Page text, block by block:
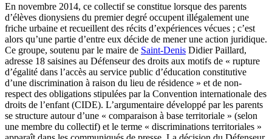
En novembre 2014, ce collectif se constitue lorsque des parents
d’élèves dionysiens du premier degré occupent illégalement une
friche urbaine et recueillent des récits d’expériences vécues ; c’est
alors qu’une partie d’entre eux décide de mener une action juridique.
Ce groupe, soutenu par le maire de Saint-Denis Didier Paillard,
adresse 18 saisines au Défenseur des droits aux motifs de « rupture
d’égalité dans l’accès au service public d’éducation constitutive
d’une discrimination à raison du lieu de résidence » et de non-
respect des obligations stipulées par la Convention internationale des
droits de l’enfant (CIDE). L’argumentaire développé par les parents
se structure autour d’une « comparaison à base territoriale » (selon
une membre du collectif) et le terme « discriminations territoriales »